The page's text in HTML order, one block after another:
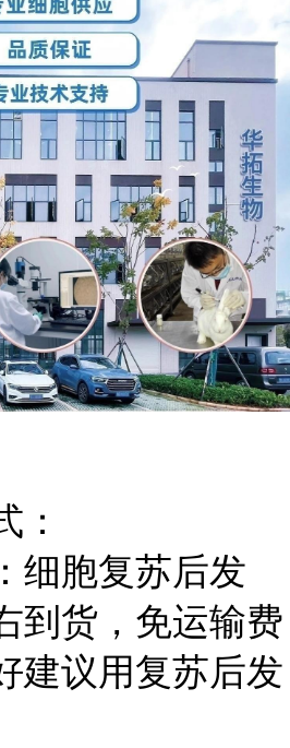
：
细胞复苏后发
到货，免运输费
建议用复苏后发